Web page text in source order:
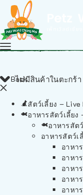
ไม่มีสินค้าในตะกร้า
Back
สัตว์เลี้ยง – Live
อาหารสัตว์เลี้ยง
อาหารสัต
อาหารสัตว์เ
อาหา
อาหา
อาหา
อาหา
อาหา